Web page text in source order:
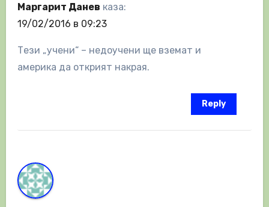
Маргарит Данев каза:
19/02/2016 в 09:23
Тези „учени“ – недоучени ще вземат и
америка да открият накрая.
Reply